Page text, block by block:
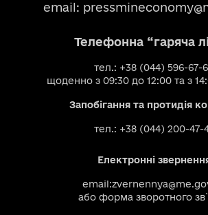
email:
Телефонна “гаряча
тел.: +38 (044) 596-67-
щоденно з 09:30 до 12:00 та з
Запобігання та протидія
тел.: +38 (044) 200-47-
Електронні
email:
або форма зворотного